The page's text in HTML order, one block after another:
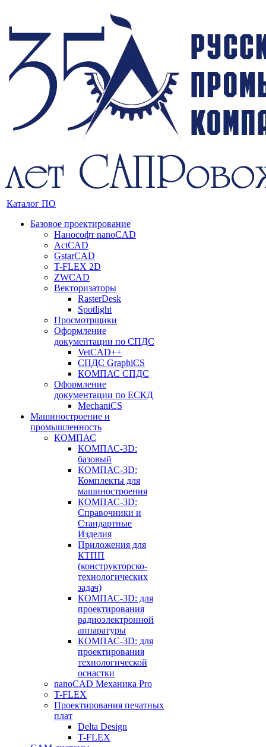
Каталог ПО
Базовое проектирование
Нанософт nanoCAD
ActCAD
GstarCAD
T-FLEX 2D
ZWCAD
Векторизаторы
RasterDesk
Spotlight
Просмотрщики
Оформление
документации по СПДС
VetCAD++
СПДС GraphiCS
КОМПАС СПДС
Оформление
документации по ЕСКД
MechaniCS
Машиностроение и
промышленность
КОМПАС
КОМПАС-3D:
базовый
КОМПАС-3D:
Комплекты для
машиностроения
КОМПАС-3D:
Справочники и
Стандартные
Изделия
Приложения для
КТПП
(конструкторско-
технологических
задач)
КОМПАС-3D: для
проектирования
радиоэлектронной
аппаратуры
КОМПАС-3D: для
проектирования
технологической
оснастки
nanoCAD Механика Pro
T-FLEX
Проектирования печатных
плат
Delta Design
T-FLEX